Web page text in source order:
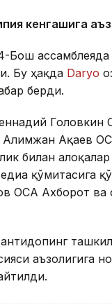
кенгашига
Бош
Бу ҳақда Daryo
берди.
Ақаев
билан
қўмитасига
ОСА Ахборот ва
аъзолигига